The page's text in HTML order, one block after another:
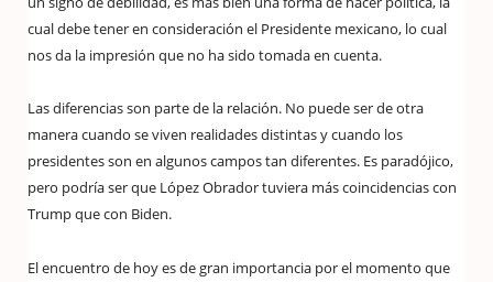
cual debe tener en consideración el Presidente mexicano, lo cual
nos da la impresión que no ha sido tomada en cuenta.
Las diferencias son parte de la relación. No puede ser de otra
manera cuando se viven realidades distintas y cuando los
presidentes son en algunos campos tan diferentes. Es paradójico,
pero podría ser que López Obrador tuviera más coincidencias con
Trump que con Biden.
El encuentro de hoy es de gran importancia por el momento que